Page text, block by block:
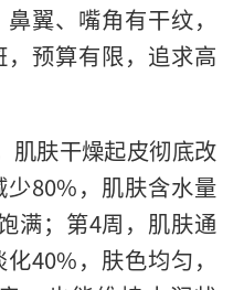
翼、嘴角有干纹，
预算有限，追求高
肌肤干燥起皮彻底改
80%，肌肤含水量
满；第4周，肌肤通
40%，肤色均匀，